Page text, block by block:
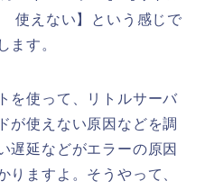
使えない】という感じで
ます。
を使って、リトルサーバ
が使えない原因などを調
遅延などがエラーの原因
りますよ。そうやって、